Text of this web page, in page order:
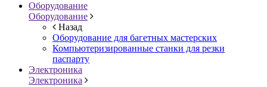
Оборудование
Оборудование
Назад
Оборудование для багетных мастерских
Компьютеризированные станки для резки
паспарту
Электроника
Электроника